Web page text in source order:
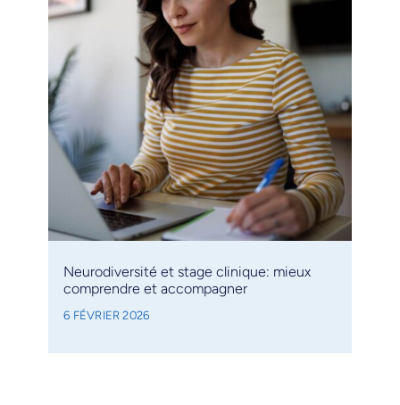
Neurodiversité et stage clinique: mieux
comprendre et accompagner
6 FÉVRIER 2026